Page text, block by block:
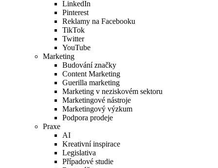
LinkedIn
Pinterest
Reklamy na Facebooku
TikTok
Twitter
YouTube
Marketing
Budování značky
Content Marketing
Guerilla marketing
Marketing v neziskovém sektoru
Marketingové nástroje
Marketingový výzkum
Podpora prodeje
Praxe
AI
Kreativní inspirace
Legislativa
Případové studie